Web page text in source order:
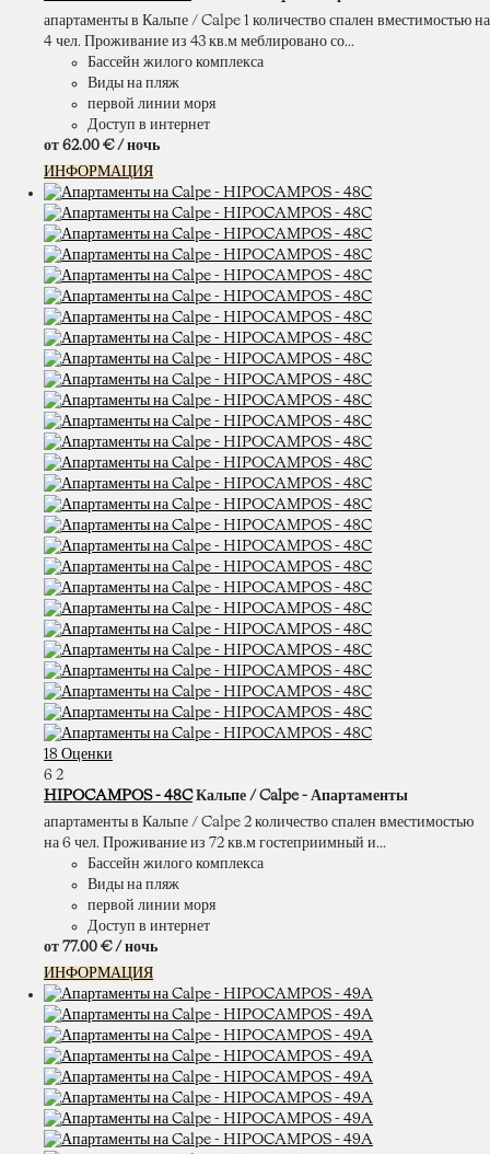
апартаменты в Кальпе / Calpe 1 количество спален вместимостью на
4 чел. Проживание из 43 кв.м меблировано со...
Бассейн жилого комплекса
Виды на пляж
первой линии моря
Доступ в интернет
от 62.00 € / ночь
ИНФОРМАЦИЯ
18 Оценки
6 2
HIPOCAMPOS - 48C Кальпе / Calpe - Апартаменты
апартаменты в Кальпе / Calpe 2 количество спален вместимостью
на 6 чел. Проживание из 72 кв.м гостеприимный и...
Бассейн жилого комплекса
Виды на пляж
первой линии моря
Доступ в интернет
от 77.00 € / ночь
ИНФОРМАЦИЯ